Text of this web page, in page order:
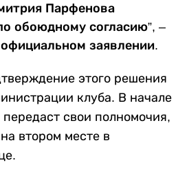
Парфенова
обоюдному согласию”, –
заявлении.
этого решения
клуба. В начале
свои полномочия,
втором месте в